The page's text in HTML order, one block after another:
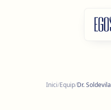
Inici/Equip/Dr. Soldevila